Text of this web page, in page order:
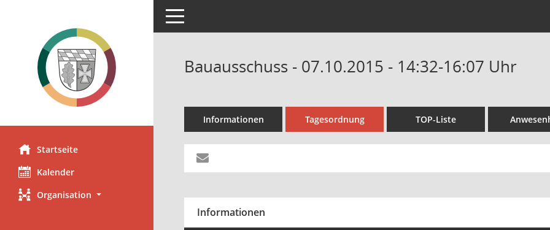
Startseite
Kalender
Organisation
Toggle navigation
Bauausschuss - 07.10.2015 - 14:32-16:07 Uhr
Informationen Tagesordnung TOP-Liste
Informationen